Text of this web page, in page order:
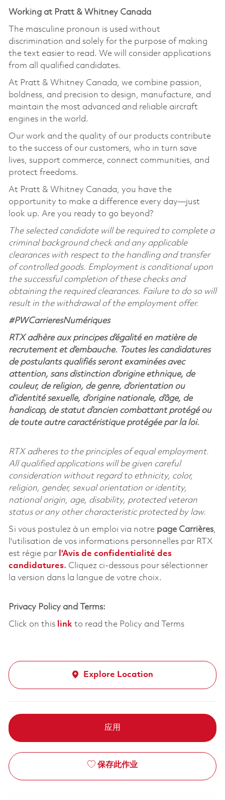
Working at Pratt & Whitney Canada
The masculine pronoun is used without
discrimination and solely for the purpose of making
the text easier to read. We will consider applications
from all qualified candidates.
At Pratt & Whitney Canada, we combine passion,
boldness, and precision to design, manufacture, and
maintain the most advanced and reliable aircraft
engines in the world.
Our work and the quality of our products contribute
to the success of our customers, who in turn save
lives, support commerce, connect communities, and
protect freedoms.
At Pratt & Whitney Canada, you have the
opportunity to make a difference every day—just
look up. Are you ready to go beyond?
The selected candidate will be required to complete a
criminal background check and any applicable
clearances with respect to the handling and transfer
of controlled goods. Employment is conditional upon
the successful completion of these checks and
obtaining the required clearances. Failure to do so will
result in the withdrawal of the employment offer.
#PWCarrieresNumériques
RTX adhère aux principes d’égalité en matière de
recrutement et d’embauche. Toutes les candidatures
de postulants qualifiés seront examinées avec
attention, sans distinction d’origine ethnique, de
couleur, de religion, de genre, d’orientation ou
d’identité sexuelle, d’origine nationale, d’âge, de
handicap, de statut d’ancien combattant protégé ou
de toute autre caractéristique protégée par la loi.
RTX adheres to the principles of equal employment.
All qualified applications will be given careful
consideration without regard to ethnicity, color,
religion, gender, sexual orientation or identity,
national origin, age, disability, protected veteran
status or any other characteristic protected by law.
Si vous postulez à un emploi via notre page Carrières,
l'utilisation de vos informations personnelles par RTX
est régie par l'Avis de confidentialité des
candidatures. Cliquez ci-dessous pour sélectionner
la version dans la langue de votre choix.
Privacy Policy and Terms:
Click on this linkto read the Policy and Terms
Explore Location
应用
保存此作业